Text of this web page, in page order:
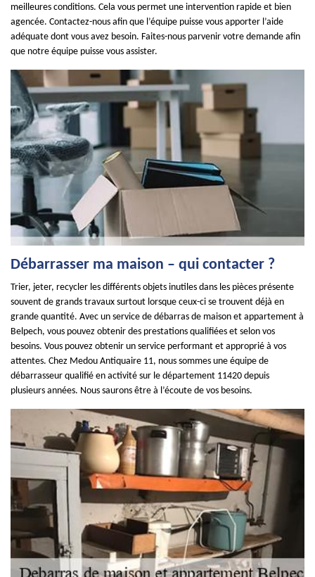
meilleures conditions. Cela vous permet une intervention rapide et bien
agencée. Contactez-nous afin que l’équipe puisse vous apporter l’aide
adéquate dont vous avez besoin. Faites-nous parvenir votre demande afin
que notre équipe puisse vous assister.
Débarrasser ma maison – qui contacter ?
Trier, jeter, recycler les différents objets inutiles dans les pièces présente
souvent de grands travaux surtout lorsque ceux-ci se trouvent déjà en
grande quantité. Avec un service de débarras de maison et appartement à
Belpech, vous pouvez obtenir des prestations qualifiées et selon vos
besoins. Vous pouvez obtenir un service performant et approprié à vos
attentes. Chez Medou Antiquaire 11, nous sommes une équipe de
débarrasseur qualifié en activité sur le département 11420 depuis
plusieurs années. Nous saurons être à l’écoute de vos besoins.